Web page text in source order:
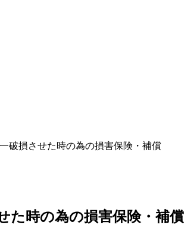
破損させた時の為の損害保険・補償
時の為の損害保険・補償